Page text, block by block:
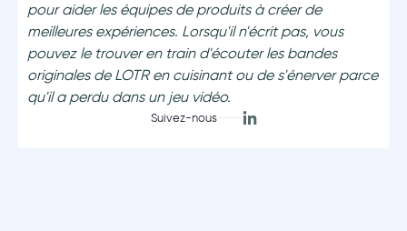
pour aider les équipes de produits à créer de
meilleures expériences. Lorsqu'il n'écrit pas, vous
pouvez le trouver en train d'écouter les bandes
originales de LOTR en cuisinant ou de s'énerver parce
qu'il a perdu dans un jeu vidéo.
Suivez-nous